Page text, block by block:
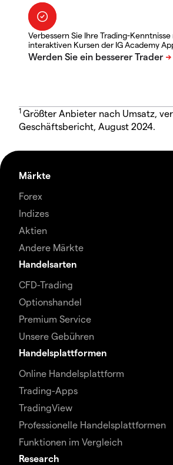
Verbessern Sie Ihre Trading-
interaktiven Kursen der IG Academy
1 Größter Anbieter nach Umsatz,
Geschäftsbericht, August 2024.
Märkte
Forex
Indizes
Aktien
Andere Märkte
Handelsarten
CFD-Trading
Optionshandel
Premium Service
Unsere Gebühren
Handelsplattformen
Online Handelsplattform
Trading-Apps
TradingView
Professionelle Handelsplattformen
Funktionen im Vergleich
Research